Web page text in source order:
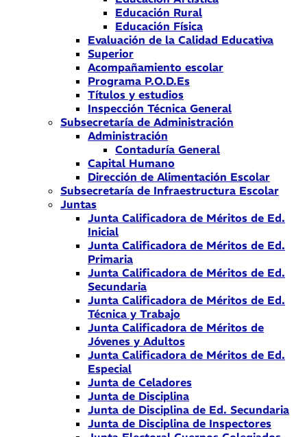
Educación Rural
Educación Física
Evaluación de la Calidad Educativa
Superior
Acompañamiento escolar
Programa P.O.D.Es
Títulos y estudios
Inspección Técnica General
Subsecretaría de Administración
Administración
Contaduría General
Capital Humano
Dirección de Alimentación Escolar
Subsecretaría de Infraestructura Escolar
Juntas
Junta Calificadora de Méritos de Ed.
Inicial
Junta Calificadora de Méritos de Ed.
Primaria
Junta Calificadora de Méritos de Ed.
Secundaria
Junta Calificadora de Méritos de Ed.
Técnica y Trabajo
Junta Calificadora de Méritos de
Jóvenes y Adultos
Junta Calificadora de Méritos de Ed.
Especial
Junta de Celadores
Junta de Disciplina
Junta de Disciplina de Ed. Secundaria
Junta de Disciplina de Inspectores